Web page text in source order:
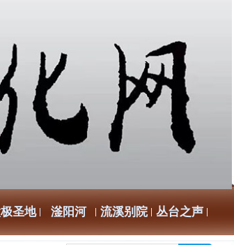
圣地 滏阳河 流溪别院 丛台之声